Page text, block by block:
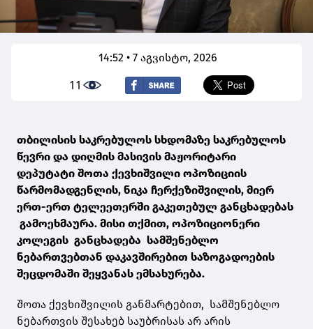
14:52 • 7 აგვისტო, 2026
11
თბილისის საკრებულოს სხდომაზე საკრებულოს
წევრი და დიღმის მასივის მაჟორიტარი
დეპუტატი შოთა ქევხიშვილი ოპოზიციის
წარმომადგენლის, ნიკა ჩერქეზიშვილის, მიერ
ერთ-ერთ ტელეეთერში გაკეთებულ განცხადებას
გამოეხმაურა. მისი თქმით, ოპოზიციონერი
კოლეგის განცხადება სამშენებლო
ნებართვებთან დაკავშირებით საზოგადოების
შეცდომაში შეყვანას ემსახურება.
შოთა ქევხიშვილის განმარტებით, სამშენებლო
ნებართვის შესახებ საუბრისას არ არის